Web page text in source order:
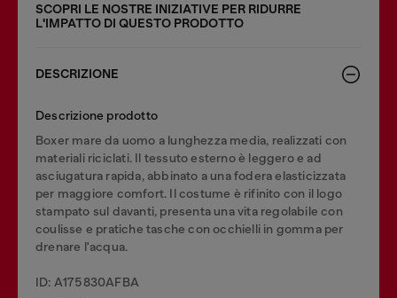
SCOPRI LE NOSTRE INIZIATIVE PER RIDURRE
LʹIMPATTO DI QUESTO PRODOTTO
DESCRIZIONE
Descrizione prodotto
Boxer mare da uomo a lunghezza media, realizzati con
materiali riciclati. Il tessuto esterno è leggero e ad
asciugatura rapida, abbinato a una fodera elasticizzata
per maggiore comfort. Il costume è rifinito con il logo
stampato sul davanti, presenta una vita regolabile con
coulisse e pratiche tasche con occhielli in gomma per
drenare l'acqua.
ID: A175830AFBA